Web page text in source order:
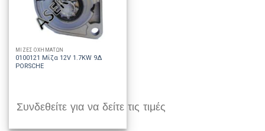
ΜΙΖΕΣ ΟΧΗΜΑΤΩΝ
0100121 Μίζα 12V 1.7KW 9Δ
PORSCHE
Συνδεθείτε για να δείτε τις τιμές